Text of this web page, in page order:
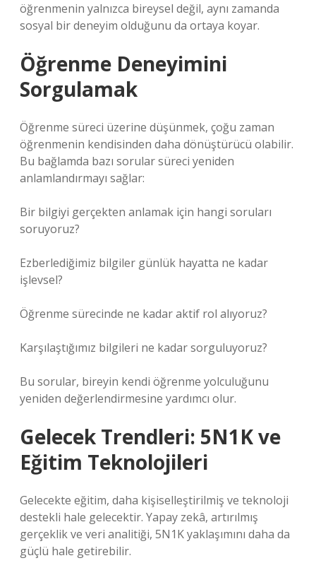
öğrenmenin yalnızca bireysel değil, aynı zamanda
sosyal bir deneyim olduğunu da ortaya koyar.
Öğrenme Deneyimini
Sorgulamak
Öğrenme süreci üzerine düşünmek, çoğu zaman
öğrenmenin kendisinden daha dönüştürücü olabilir.
Bu bağlamda bazı sorular süreci yeniden
anlamlandırmayı sağlar:
Bir bilgiyi gerçekten anlamak için hangi soruları
soruyoruz?
Ezberlediğimiz bilgiler günlük hayatta ne kadar
işlevsel?
Öğrenme sürecinde ne kadar aktif rol alıyoruz?
Karşılaştığımız bilgileri ne kadar sorguluyoruz?
Bu sorular, bireyin kendi öğrenme yolculuğunu
yeniden değerlendirmesine yardımcı olur.
Gelecek Trendleri: 5N1K ve
Eğitim Teknolojileri
Gelecekte eğitim, daha kişiselleştirilmiş ve teknoloji
destekli hale gelecektir. Yapay zekâ, artırılmış
gerçeklik ve veri analitiği, 5N1K yaklaşımını daha da
güçlü hale getirebilir.